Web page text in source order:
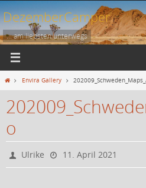
Zum
Inhalt
springen
DezemberCamper
... am liebsten unterwegs
StartEnvira Gallery
o
Ulrike 11. April 2021